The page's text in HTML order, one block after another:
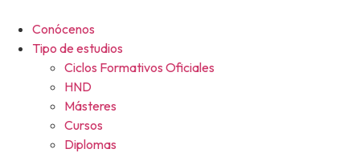
contenido
Conócenos
Tipo de estudios
Ciclos Formativos Oficiales
HND
Másteres
Cursos
Diplomas